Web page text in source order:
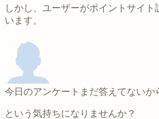
しかし、ユーザーがポイントサイト
います。
今日のアンケートまだ答えてないか
という気持ちになりませんか？